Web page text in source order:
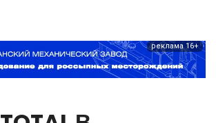
реклама 16+